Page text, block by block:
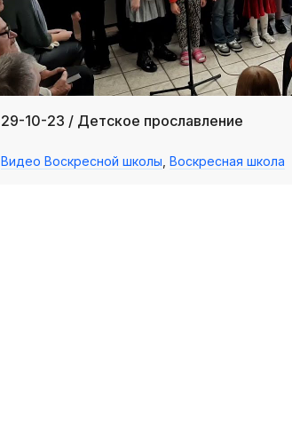
29-10-23 / Детское прославление
Видео Воскресной школы Воскресная школа